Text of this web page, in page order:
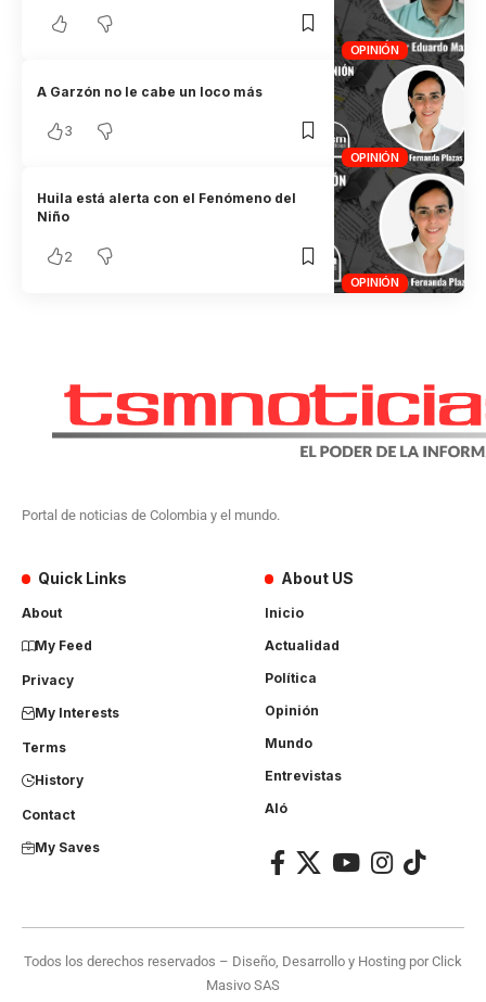
OPINIÓN
OPINIÓN
A Garzón no le cabe un loco más
3
OPINIÓN
Huila está alerta con el Fenómeno del
Niño
2
Portal de noticias de Colombia y el mundo.
Quick Links
About
My Feed
Privacy
My Interests
Terms
History
Contact
My Saves
About US
Inicio
Actualidad
Política
Opinión
Mundo
Entrevistas
Aló
Todos los derechos reservados – Diseño, Desarrollo y Hosting porClick
Masivo SAS